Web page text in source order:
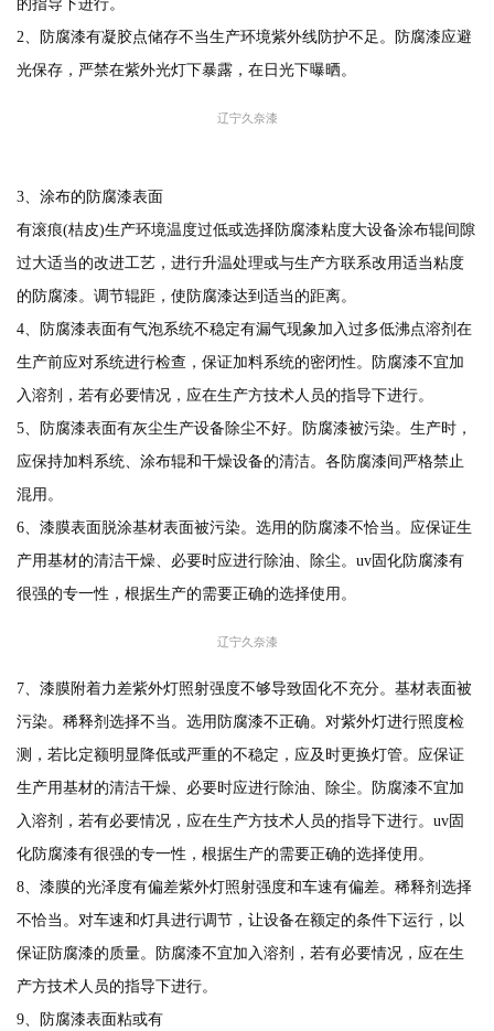
的指导下进行。
2、防腐漆有凝胶点储存不当生产环境紫外线防护不足。防腐漆应避
光保存，严禁在紫外光灯下暴露，在日光下曝晒。
辽宁久奈漆
3、涂布的防腐漆表面
有滚痕(桔皮)生产环境温度过低或选择防腐漆粘度大设备涂布辊间隙
过大适当的改进工艺，进行升温处理或与生产方联系改用适当粘度
的防腐漆。调节辊距，使防腐漆达到适当的距离。
4、防腐漆表面有气泡系统不稳定有漏气现象加入过多低沸点溶剂在
生产前应对系统进行检查，保证加料系统的密闭性。防腐漆不宜加
入溶剂，若有必要情况，应在生产方技术人员的指导下进行。
5、防腐漆表面有灰尘生产设备除尘不好。防腐漆被污染。生产时，
应保持加料系统、涂布辊和干燥设备的清洁。各防腐漆间严格禁止
混用。
6、漆膜表面脱涂基材表面被污染。选用的防腐漆不恰当。应保证生
产用基材的清洁干燥、必要时应进行除油、除尘。uv固化防腐漆有
很强的专一性，根据生产的需要正确的选择使用。
辽宁久奈漆
7、漆膜附着力差紫外灯照射强度不够导致固化不充分。基材表面被
污染。稀释剂选择不当。选用防腐漆不正确。对紫外灯进行照度检
测，若比定额明显降低或严重的不稳定，应及时更换灯管。应保证
生产用基材的清洁干燥、必要时应进行除油、除尘。防腐漆不宜加
入溶剂，若有必要情况，应在生产方技术人员的指导下进行。uv固
化防腐漆有很强的专一性，根据生产的需要正确的选择使用。
8、漆膜的光泽度有偏差紫外灯照射强度和车速有偏差。稀释剂选择
不恰当。对车速和灯具进行调节，让设备在额定的条件下运行，以
保证防腐漆的质量。防腐漆不宜加入溶剂，若有必要情况，应在生
产方技术人员的指导下进行。
9、防腐漆表面粘或有